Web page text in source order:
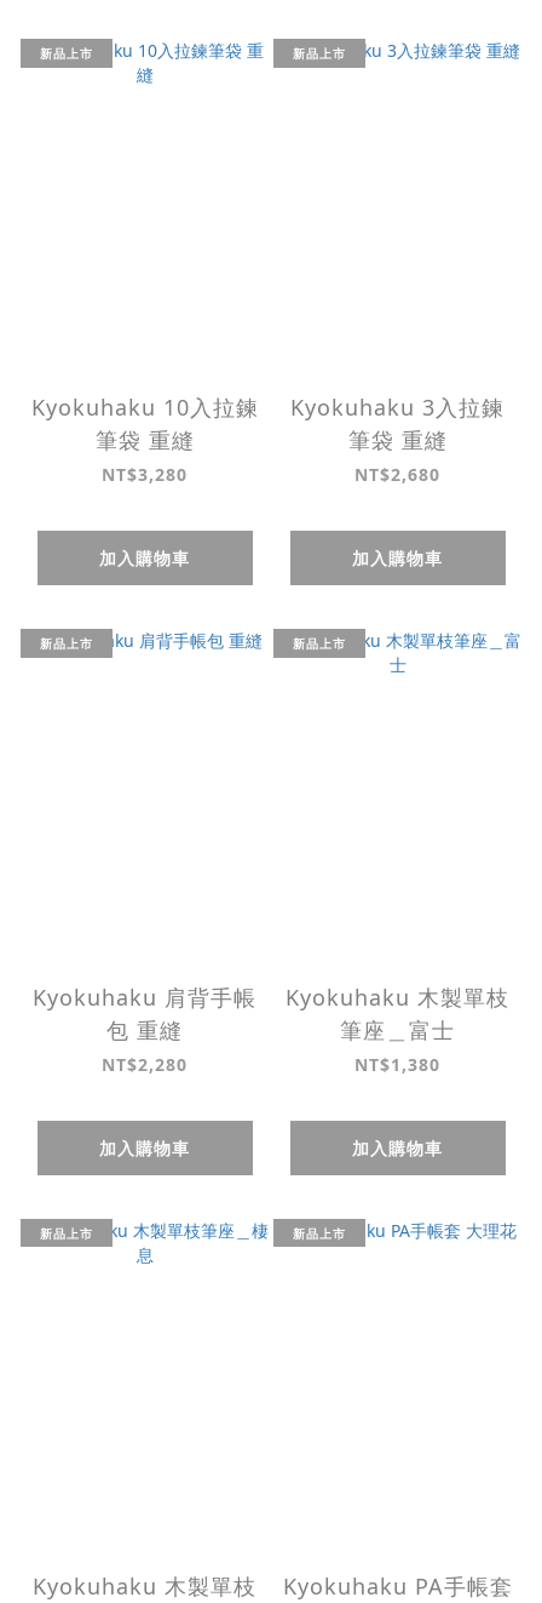
新品上市
Kyokuhaku 10入拉鍊
筆袋 重縫
NT$3,280
加入購物車
新品上市
Kyokuhaku 3入拉鍊
筆袋 重縫
NT$2,680
加入購物車
新品上市
Kyokuhaku 肩背手帳
包 重縫
NT$2,280
加入購物車
新品上市
Kyokuhaku 木製單枝
筆座＿富士
NT$1,380
加入購物車
新品上市
Kyokuhaku 木製單枝
新品上市
Kyokuhaku PA手帳套